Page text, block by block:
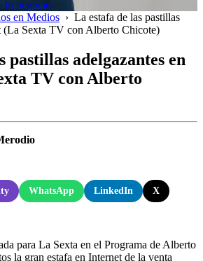
tu negocio
en Medios › La estafa de las pastillas
(La Sexta TV con Alberto Chicote)
pastillas adelgazantes en
TV con Alberto
WhatsApp LinkedIn X
para La Sexta en el Programa de Alberto
la gran estafa en Internet de la venta